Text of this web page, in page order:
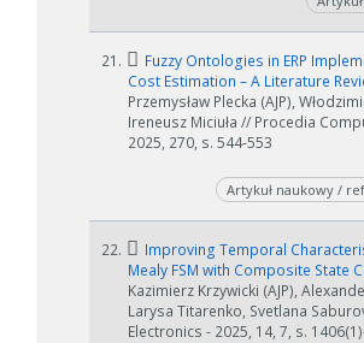
21.
Fuzzy Ontologies in ERP
Cost Estimation – A Literature
Przemysław Plecka (AJP),
Ireneusz Miciuła // Procedia
2025, 270, s. 544-553
Artykuł naukowy /
22.
Improving Temporal
Mealy FSM with Composite State
Kazimierz Krzywicki (AJP),
Larysa Titarenko, Svetlana
Electronics - 2025, 14, 7, s.